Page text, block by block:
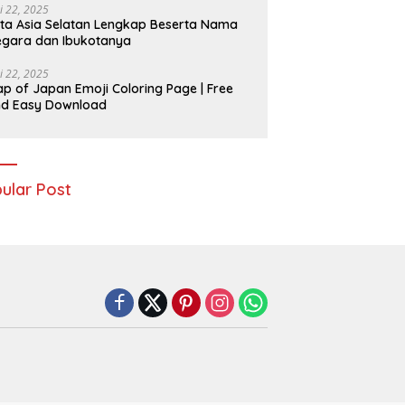
22, 2025
Asia Selatan Lengkap Beserta Nama
dan Ibukotanya
22, 2025
of Japan Emoji Coloring Page | Free
Easy Download
Post